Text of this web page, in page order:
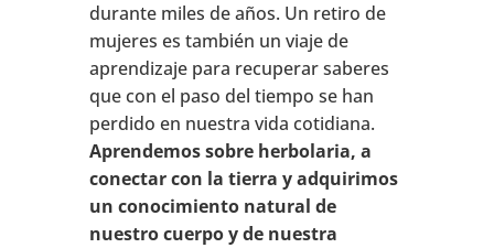
durante miles de años. Un retiro de
mujeres es también un viaje de
aprendizaje para recuperar saberes
que con el paso del tiempo se han
perdido en nuestra vida cotidiana.
Aprendemos sobre herbolaria, a
conectar con la tierra y adquirimos
un conocimiento natural de
nuestro cuerpo y de nuestra